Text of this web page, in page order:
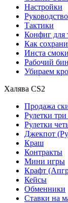
Настройки
Руководство
Тактики
Конфиг для
Как
Инста
Рабочий
Убираем
Халява CS2
Продажа
Рулетки три
Рулетки
Джекпот
Краш
Контракты
Мини игры
Крафт
Кейсы
Обменники
Ставки на